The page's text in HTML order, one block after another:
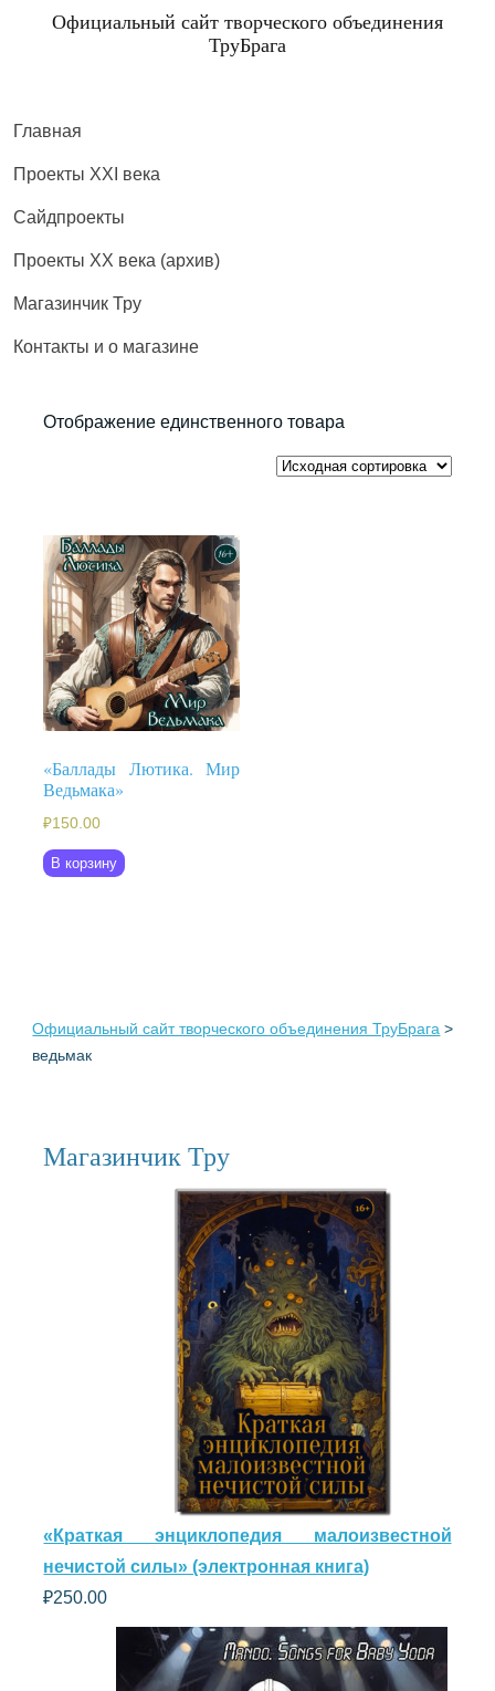
Официальный сайт творческого объединения
ТруБрага
Главная
Проекты XXI века
Сайдпроекты
Проекты XX века (архив)
Магазинчик Тру
Контакты и о магазине
Отображение единственного товара
«Баллады Лютика. Мир
Ведьмака»
₽150.00
В корзину
Официальный сайт творческого объединения ТруБрага >
ведьмак
Магазинчик Тру
«Краткая энциклопедия малоизвестной
нечистой силы» (электронная книга)
₽250.00